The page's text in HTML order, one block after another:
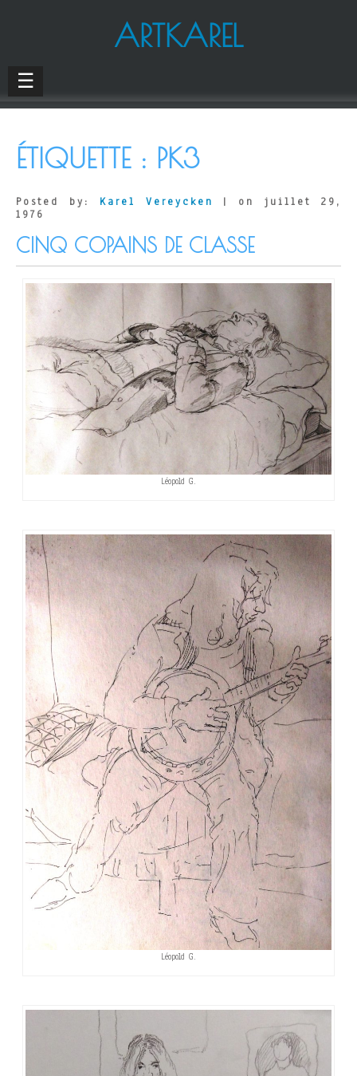
ARTKAREL
☰
ÉTIQUETTE : PK3
Posted by: Karel Vereycken
| on juillet 29,
1976
CINQ COPAINS DE CLASSE
Léopold G.
Léopold G.